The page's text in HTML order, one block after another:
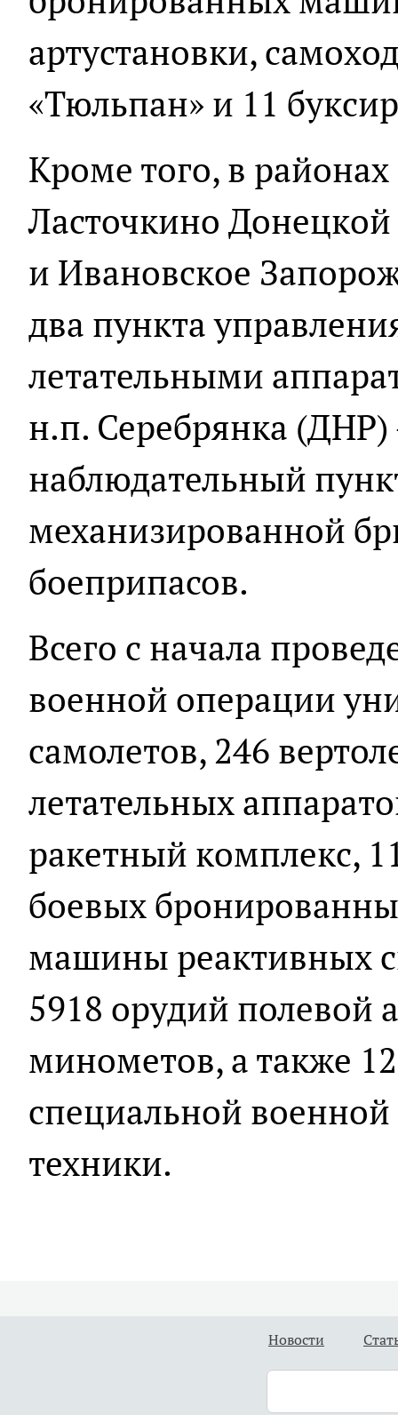
артустановки,
«Тюльпан» и 11
Кроме того, в
Ласточкино
и Ивановское
два пункта
летательными
н.п. Серебрянка
наблюдательный
механизированной
боеприпасов.
Всего с начала
военной операции
самолетов, 246
летательных
ракетный комплекс,
боевых
машины реактивных
5918 орудий полевой
минометов, а также
специальной
техники.
Новости